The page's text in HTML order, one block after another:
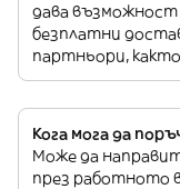
дава възможност
безплатни
партньори,
Кога мога да
Може да
през работното